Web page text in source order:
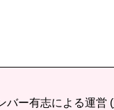
バー有志による運営 (